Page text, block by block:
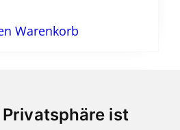
Privatsphäre ist
Warenkorb